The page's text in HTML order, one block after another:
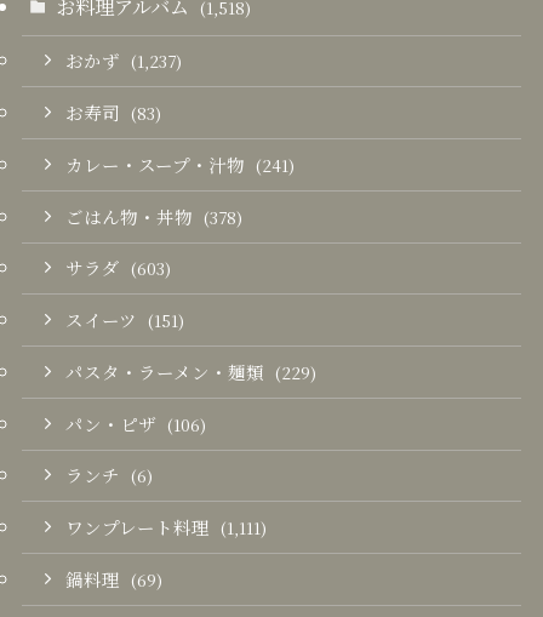
お料理アルバム (1,518)
おかず (1,237)
お寿司 (83)
カレー・スープ・汁物 (241)
ごはん物・丼物 (378)
サラダ (603)
スイーツ (151)
パスタ・ラーメン・麺類 (229)
パン・ピザ (106)
ランチ (6)
ワンプレート料理 (1,111)
鍋料理 (69)